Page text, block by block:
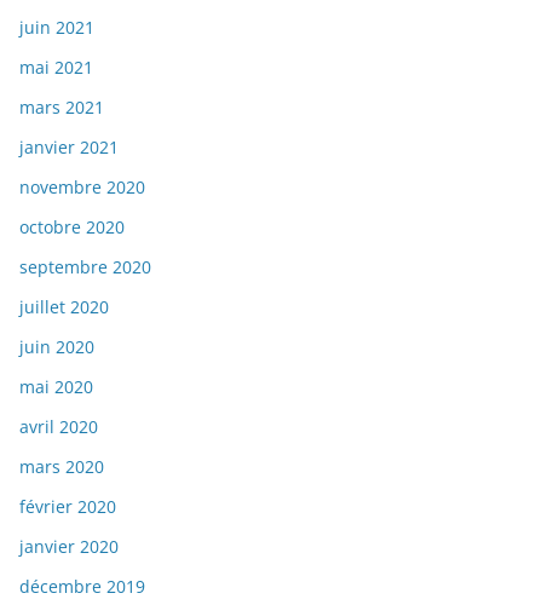
juin 2021
mai 2021
mars 2021
janvier 2021
novembre 2020
octobre 2020
septembre 2020
juillet 2020
juin 2020
mai 2020
avril 2020
mars 2020
février 2020
janvier 2020
décembre 2019